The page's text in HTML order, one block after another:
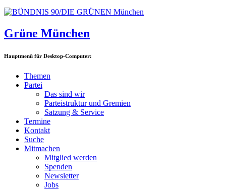
Grüne München
Hauptmenü für Desktop-Computer:
Themen
Partei
Das sind wir
Parteistruktur und Gremien
Satzung & Service
Termine
Kontakt
Suche
Mitmachen
Mitglied werden
Spenden
Newsletter
Jobs